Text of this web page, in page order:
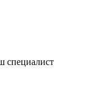
специалист